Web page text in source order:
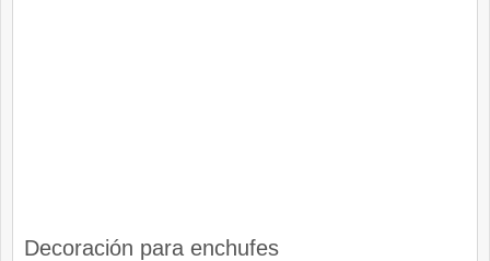
Decoración para enchufes